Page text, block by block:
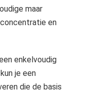
maar
en
enkelvoudig
je een
die de basis